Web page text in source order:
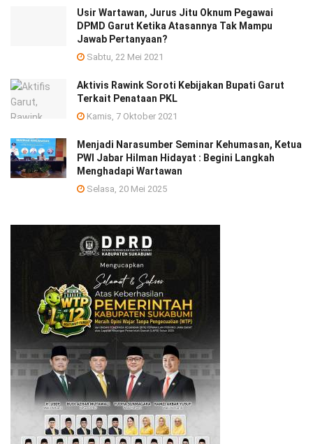
Usir Wartawan, Jurus Jitu Oknum Pegawai
DPMD Garut Ketika Atasannya Tak Mampu
Jawab Pertanyaan?
Sabtu, 22 Mei 2021
Aktivis Rawink Soroti Kebijakan Bupati Garut
Terkait Penataan PKL
Kamis, 7 Oktober 2021
Menjadi Narasumber Seminar Kehumasan, Ketua
PWI Jabar Hilman Hidayat : Begini Langkah
Menghadapi Wartawan
Selasa, 20 Mei 2025